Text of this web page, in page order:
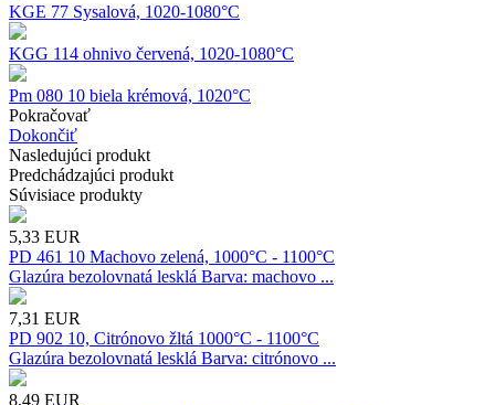
KGE 77 Sysalová, 1020-1080°C
KGG 114 ohnivo červená, 1020-1080°C
Pm 080 10 biela krémová, 1020°C
Pokračovať
Dokončiť
Nasledujúci produkt
Predchádzajúci produkt
Súvisiace produkty
5,33 EUR
PD 461 10 Machovo zelená, 1000°C - 1100°C
Glazúra bezolovnatá lesklá Barva: machovo ...
7,31 EUR
PD 902 10, Citrónovo žltá 1000°C - 1100°C
Glazúra bezolovnatá lesklá Barva: citrónovo ...
8,49 EUR